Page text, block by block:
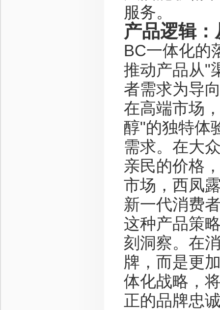
服务。
产品逻辑
BC一体化的
推动产品从"
者需求为导
在高端市场
醇"的独特体
需求。在大
亲民的价格
市场，西凤
新一代消费
这种产品策
刻洞察。在
牌，而是更
体化战略，
正的品牌忠